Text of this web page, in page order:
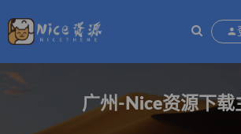
广州-Nice资源下载